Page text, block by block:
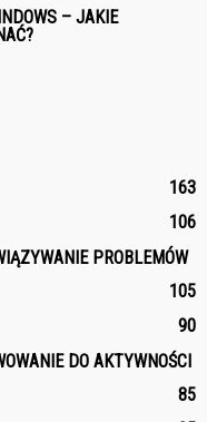
– JAKIE
163
106
PROBLEMÓW
105
90
DO AKTYWNOŚCI
85